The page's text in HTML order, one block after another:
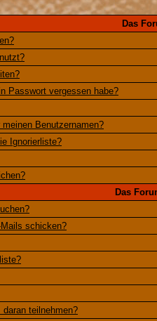
Das
Passwort vergessen habe?
Benutzernamen?
Ignorierliste?
Das
schicken?
teilnehmen?